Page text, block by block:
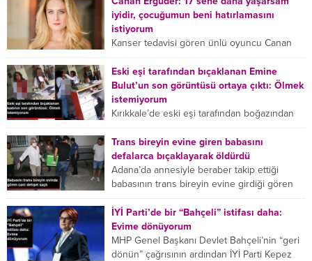
iyidir, çocuğumun beni hatırlamasını
istiyorum
Kanser tedavisi gören ünlü oyuncu Canan
Ergüder, hastalık sürecini anlattı: Meme
kanserine yakalanan ünlü oyuncu Canan
Ergüder aklıma ilk ölümün...
Eski eşi tarafından bıçaklanan Emine
Bulut’un son görüntüsü ortaya çıktı: Ölmek
istemiyorum
Kırıkkale’de eski eşi tarafından boğazından
bıçaklanan Emine Bulut’un “Ben ölmek
istemiyorum” demesi ve yanında bulunan 10
yaşındaki kızının “Anne lütfen...
Trans bireyin evine giren babasını
defalarca bıçaklayarak öldürdü
Adana’da annesiyle beraber takip ettiği
babasının trans bireyin evine girdiği gören
cani, babasını vücudunun çeşitli yerlerinden
bıçaklayarak öldürdü. Adana’da bir...
İYİ Parti’de bir “Bahçeli” istifası daha:
Evime dönüyorum
MHP Genel Başkanı Devlet Bahçeli’nin “geri
dönün” çağrısının ardından İYİ Parti Kepez